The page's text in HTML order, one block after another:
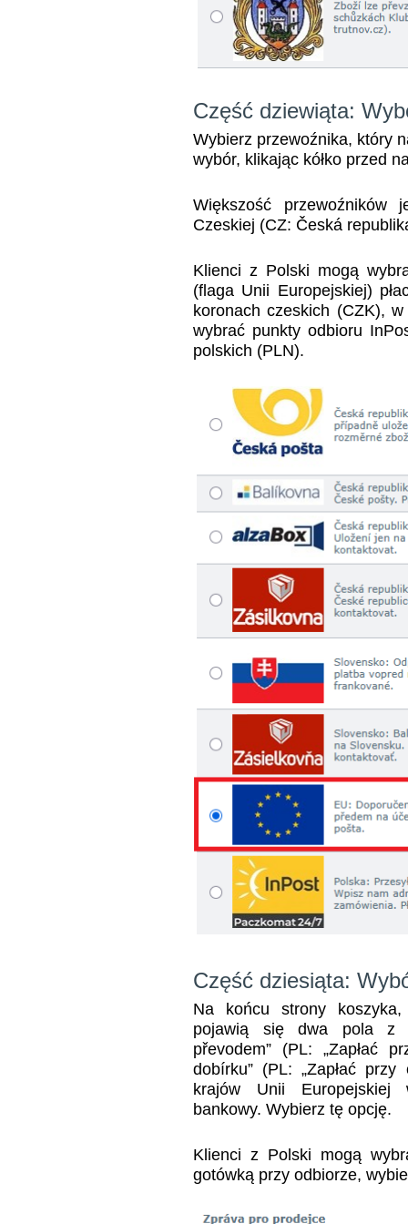
Część dziewiąta:
Wybierz przewoźnika, który
wybór, klikając kółko przed
Większość przewoźników
Czeskiej (CZ: Česká
Klienci z Polski mogą
(flaga Unii Europejskiej)
koronach czeskich (CZK),
wybrać punkty odbioru
polskich (PLN).
Część dziesiąta:
Na końcu strony koszyka,
pojawią się dwa pola z
převodem” (PL: „Zapłać
dobírku” (PL: „Zapłać
krajów Unii Europejskiej
bankowy. Wybierz tę opcję.
Klienci z Polski mogą
gotówką przy odbiorze,